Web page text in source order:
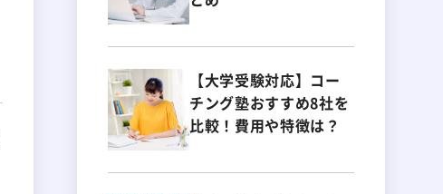
【大学受験対応】コー
チング塾おすすめ8社を
比較！費用や特徴は？